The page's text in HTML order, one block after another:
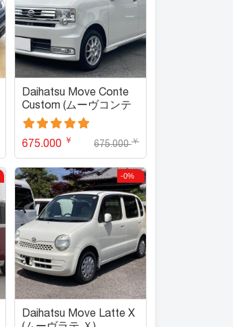
Daihatsu Move Conte
Custom (ムーヴコンテ
カスタム)
675.000￥
675.000 ￥
-0%
Daihatsu Move Latte X